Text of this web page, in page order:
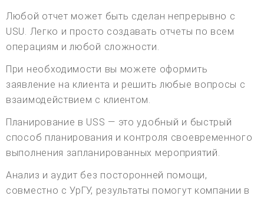
Любой отчет может быть сделан непрерывно с
USU. Легко и просто создавать отчеты по всем
операциям и любой сложности.
При необходимости вы можете оформить
заявление на клиента и решить любые вопросы с
взаимодействием с клиентом.
Планирование в USS — это удобный и быстрый
способ планирования и контроля своевременного
выполнения запланированных мероприятий.
Анализ и аудит без посторонней помощи,
совместно с УрГУ, результаты помогут компании в